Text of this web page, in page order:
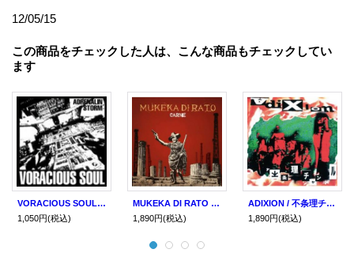
12/05/15
この商品をチェックした人は、こんな商品もチェックしてい
ます
VORACIOUS SOUL / ADRENALIN STORM (cd) MCR company
1,050円(税込)
MUKEKA DI RATO / CARNE (cd) MCR company
1,890円(税込)
ADIXION / 不条理チャンネル (cd) MCR company
1,890円(税込)